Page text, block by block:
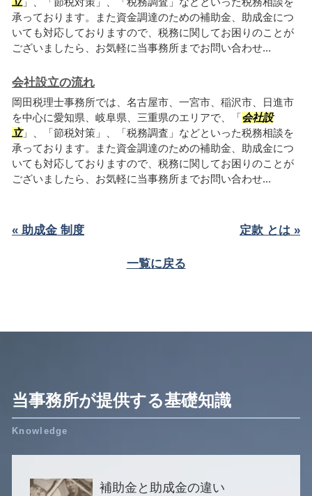
承っております。また資金調達のための補助金、助成金につ
いても対応しておりますので、税務に関してお困りのことが
ございましたら、お気軽に当事務所までお問い合わせ...
会社設立の流れ
岡田税理士事務所では、名古屋市、一宮市、稲沢市、日進市
を中心に愛知県、岐阜県、三重県のエリアで、「会社設
立」、「節税対策」、「税務調査」などといった税務相談を
承っております。また資金調達のための補助金、助成金につ
いても対応しておりますので、税務に関してお困りのことが
ございましたら、お気軽に当事務所までお問い合わせ...
« 助成金 制度 定款 とは »
一覧に戻る
当事務所が提供する基礎知識
補助金と助成金の違い